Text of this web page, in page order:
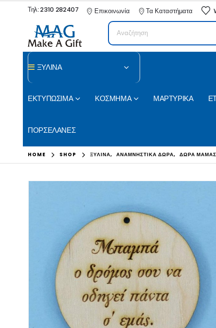
Τηλ: 2310 282407 Επικοινωνία Τα Καταστήματα
ΞΥΛΙΝΑ
ΕΚΤΥΠΩΣΙΜΑ ΚΟΣΜΗΜΑ ΜΑΡΤΥΡΙΚΑ
ΠΟΡΣΕΛΑΝΕΣ
HOME SHOP ΞΥΛΙΝΑ, ΑΝΑΜΝΗΣΤΙΚΑ ΔΩΡΑ, ΔΩΡΑ